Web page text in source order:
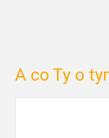
A co Ty o